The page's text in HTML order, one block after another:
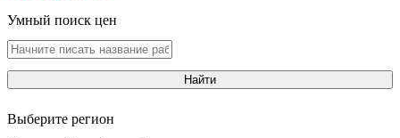
Умный поиск цен
Найти
Выберите регион